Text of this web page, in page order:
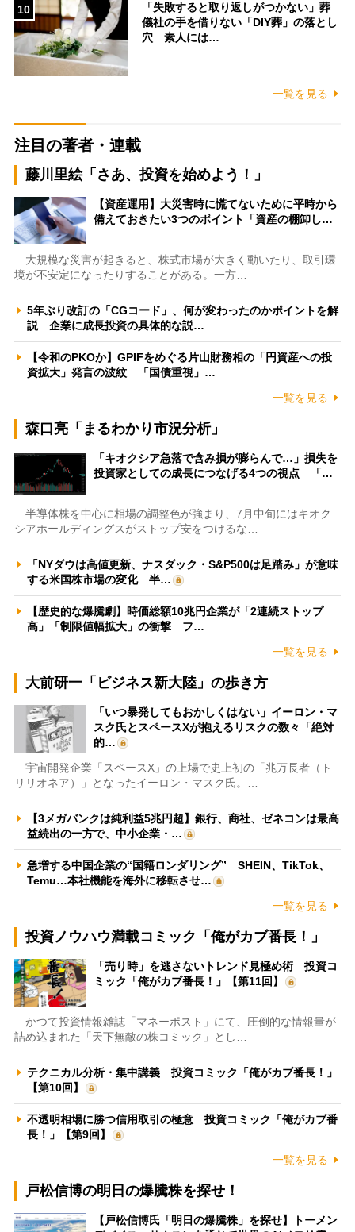
10
「失敗すると取り返しがつかない」葬
儀社の手を借りない「DIY葬」の落とし
穴 素人には…
一覧を見る
注目の著者・連載
藤川里絵「さあ、投資を始めよう！」
【資産運用】大災害時に慌てないために平時から
備えておきたい3つのポイント「資産の棚卸し…
大規模な災害が起きると、株式市場が大きく動いたり、取引環
境が不安定になったりすることがある。一方…
5年ぶり改訂の「CGコード」、何が変わったのかポイントを解
説 企業に成長投資の具体的な説…
【令和のPKOか】GPIFをめぐる片山財務相の「円資産への投
資拡大」発言の波紋 「国債重視」…
一覧を見る
森口亮「まるわかり市況分析」
「キオクシア急落で含み損が膨らんで…」損失を
投資家としての成長につなげる4つの視点 「…
半導体株を中心に相場の調整色が強まり、7月中旬にはキオク
シアホールディングスがストップ安をつけるな…
「NYダウは高値更新、ナスダック・S&P500は足踏み」が意味
する米国株市場の変化 半…
【歴史的な爆騰劇】時価総額10兆円企業が「2連続ストップ
高」「制限値幅拡大」の衝撃 フ…
一覧を見る
大前研一「ビジネス新大陸」の歩き方
「いつ暴発してもおかしくはない」イーロン・マ
スク氏とスペースXが抱えるリスクの数々「絶対
的…
宇宙開発企業「スペースX」の上場で史上初の「兆万長者（ト
リリオネア）」となったイーロン・マスク氏。…
【3メガバンクは純利益5兆円超】銀行、商社、ゼネコンは最高
益続出の一方で、中小企業・…
急増する中国企業の“国籍ロンダリング” SHEIN、TikTok、
Temu…本社機能を海外に移転させ…
一覧を見る
投資ノウハウ満載コミック「俺がカブ番長！」
「売り時」を逃さないトレンド見極め術 投資コ
ミック「俺がカブ番長！」【第11回】
かつて投資情報雑誌「マネーポスト」にて、圧倒的な情報量が
詰め込まれた「天下無敵の株コミック」とし…
テクニカル分析・集中講義 投資コミック「俺がカブ番長！」
【第10回】
不透明相場に勝つ信用取引の極意 投資コミック「俺がカブ番
長！」【第9回】
一覧を見る
戸松信博の明日の爆騰株を探せ！
【戸松信博氏「明日の爆騰株」を探せ】トーメン